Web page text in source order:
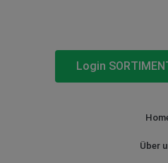
Login
Über